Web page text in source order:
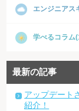
エンジニアス
学べるコラム
最新の記事
アップデート
紹介！